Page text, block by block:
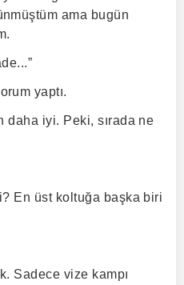
ama bugün
yaptı.
daha iyi. Peki, sırada ne
En üst koltuğa başka biri
Sadece vize kampı